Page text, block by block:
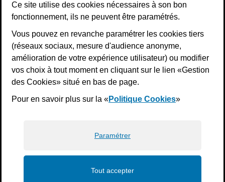
Ce site utilise des cookies nécessaires à son bon
fonctionnement, ils ne peuvent être paramétrés.
Vous pouvez en revanche paramétrer les cookies tiers
(réseaux sociaux, mesure d'audience anonyme,
amélioration de votre expérience utilisateur) ou modifier
vos choix à tout moment en cliquant sur le lien «Gestion
des Cookies» situé en bas de page.
Pour en savoir plus sur la «Politique Cookies»
Paramétrer
Tout accepter
Validation *
À des fins de sécurité, veuillez sélectionner les 3
premiers caractèreset les2 derniers caractères